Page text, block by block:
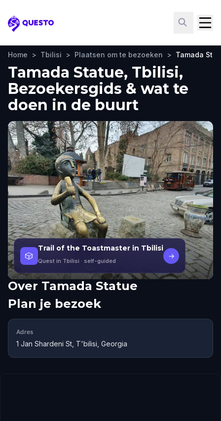
Questo
Home > Tbilisi > Plaatsen om te bezoeken > Tamada
Tamada Statue, Tbilisi,
Bezoekersgids & wat te
doen in de buurt
🎲
Trail of the Toastmaster in Tbilisi
Quest in Tbilisi · self-guided
→
Over Tamada Statue
Plan je bezoek
Adres
1 Jan Shardeni St, T'bilisi, Georgia